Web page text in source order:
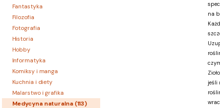
Fantastyka
Filozofia
Fotografia
Historia
Hobby
Informatyka
Komiksy i manga
Kuchnia i diety
Malarstwo i grafika
Medycyna naturalna (113)
na
jeśli